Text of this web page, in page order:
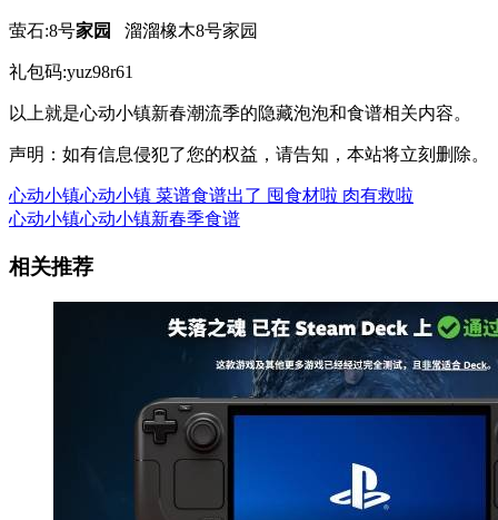
萤石:8号家园 溜溜橡木8号家园
礼包码:yuz98r61
以上就是心动小镇新春潮流季的隐藏泡泡和食谱相关内容。
声明：如有信息侵犯了您的权益，请告知，本站将立刻删除。
心动小镇心动小镇 菜谱食谱出了 囤食材啦 肉有救啦
心动小镇心动小镇新春季食谱
相关推荐